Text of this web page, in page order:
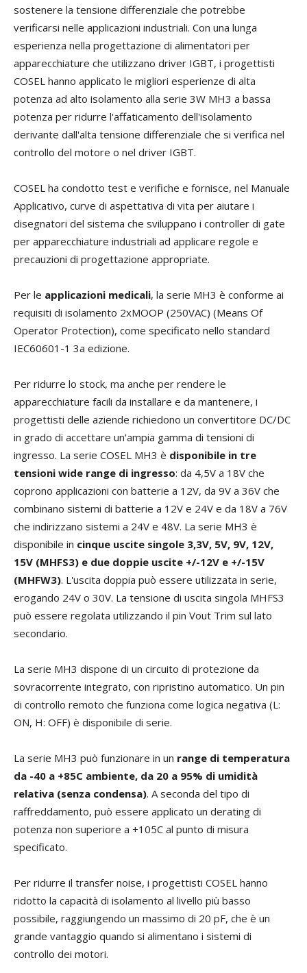
sostenere la tensione differenziale che potrebbe
verificarsi nelle applicazioni industriali. Con una lunga
esperienza nella progettazione di alimentatori per
apparecchiature che utilizzano driver IGBT, i progettisti
COSEL hanno applicato le migliori esperienze di alta
potenza ad alto isolamento alla serie 3W MH3 a bassa
potenza per ridurre l'affaticamento dell'isolamento
derivante dall'alta tensione differenziale che si verifica nel
controllo del motore o nel driver IGBT.
COSEL ha condotto test e verifiche e fornisce, nel Manuale
Applicativo, curve di aspettativa di vita per aiutare i
disegnatori del sistema che sviluppano i controller di gate
per apparecchiature industriali ad applicare regole e
precauzioni di progettazione appropriate.
Per le applicazioni medicali, la serie MH3 è conforme ai
requisiti di isolamento 2xMOOP (250VAC) (Means Of
Operator Protection), come specificato nello standard
IEC60601-1 3a edizione.
Per ridurre lo stock, ma anche per rendere le
apparecchiature facili da installare e da mantenere, i
progettisti delle aziende richiedono un convertitore DC/DC
in grado di accettare un'ampia gamma di tensioni di
ingresso. La serie COSEL MH3 è disponibile in tre
tensioni wide range di ingresso: da 4,5V a 18V che
coprono applicazioni con batterie a 12V, da 9V a 36V che
combinano sistemi di batterie a 12V e 24V e da 18V a 76V
che indirizzano sistemi a 24V e 48V. La serie MH3 è
disponibile in cinque uscite singole 3,3V, 5V, 9V, 12V,
15V (MHFS3) e due doppie uscite +/-12V e +/-15V
(MHFW3). L'uscita doppia può essere utilizzata in serie,
erogando 24V o 30V. La tensione di uscita singola MHFS3
può essere regolata utilizzando il pin Vout Trim sul lato
secondario.
La serie MH3 dispone di un circuito di protezione da
sovracorrente integrato, con ripristino automatico. Un pin
di controllo remoto che funziona come logica negativa (L:
ON, H: OFF) è disponibile di serie.
La serie MH3 può funzionare in un range di temperatura
da -40 a +85C ambiente, da 20 a 95% di umidità
relativa (senza condensa). A seconda del tipo di
raffreddamento, può essere applicato un derating di
potenza non superiore a +105C al punto di misura
specificato.
Per ridurre il transfer noise, i progettisti COSEL hanno
ridotto la capacità di isolamento al livello più basso
possibile, raggiungendo un massimo di 20 pF, che è un
grande vantaggio quando si alimentano i sistemi di
controllo dei motori.